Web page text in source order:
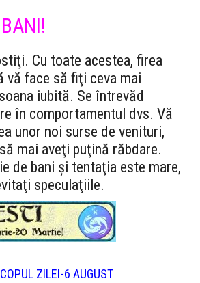
Cu toate acestea, firea
vă face să fiţi ceva mai
iubită. Se întrevăd
în comportamentul dvs. Vă
unor noi surse de venituri,
mai aveţi puţină răbdare.
de bani şi tentaţia este mare,
speculaţiile.
ZILEI-6 AUGUST